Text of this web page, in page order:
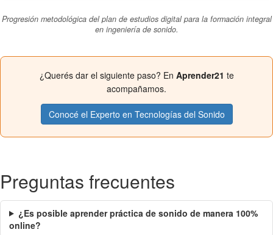
Progresión metodológica del plan de estudios digital para la formación integral
en ingeniería de sonido.
¿Querés dar el siguiente paso? En Aprender21 te
acompañamos.
Conocé el Experto en Tecnologías del Sonido
Preguntas frecuentes
¿Es posible aprender práctica de sonido de manera 100%
online?